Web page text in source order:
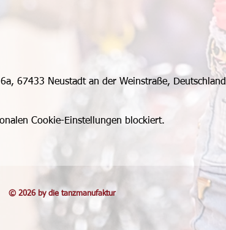
67433 Neustadt an der Weinstraße, Deutschland
Cookie-Einstellungen blockiert.
© 2026 by die tanzmanufaktur